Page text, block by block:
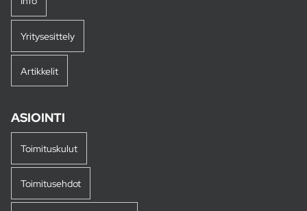
Yritysesittely
Artikkelit
ASIOINTI
Toimituskulut
Toimitusehdot